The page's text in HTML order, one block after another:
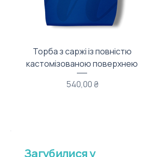
Торба з саржі із повністю
кастомізованою поверхнею
Ціна
540,00 ₴
Загубилися у